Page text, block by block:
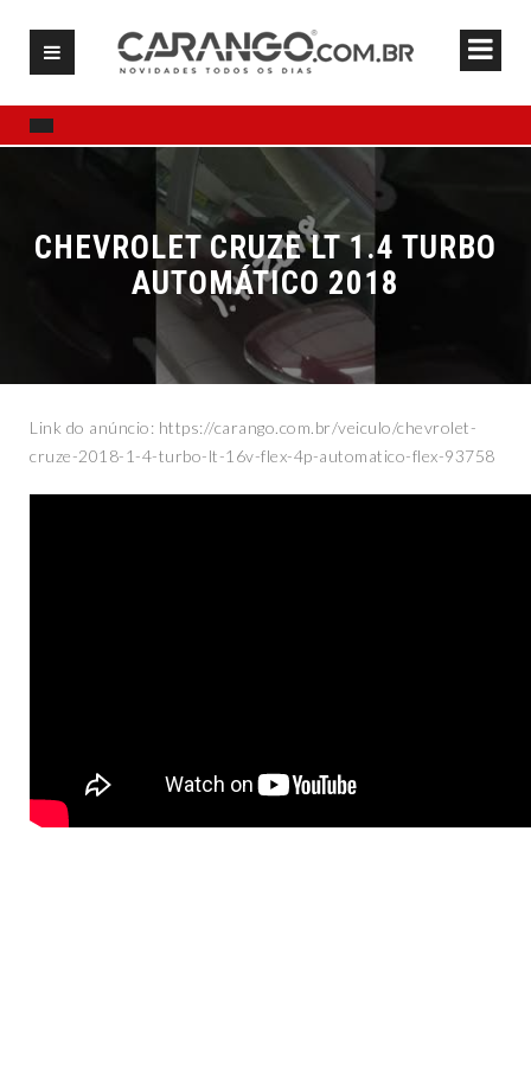
CHEVROLET CRUZE LT 1.4 TURBO
AUTOMÁTICO 2018
Link do anúncio: https://carango.com.br/veiculo/chevrolet-
cruze-2018-1-4-turbo-lt-16v-flex-4p-automatico-flex-93758